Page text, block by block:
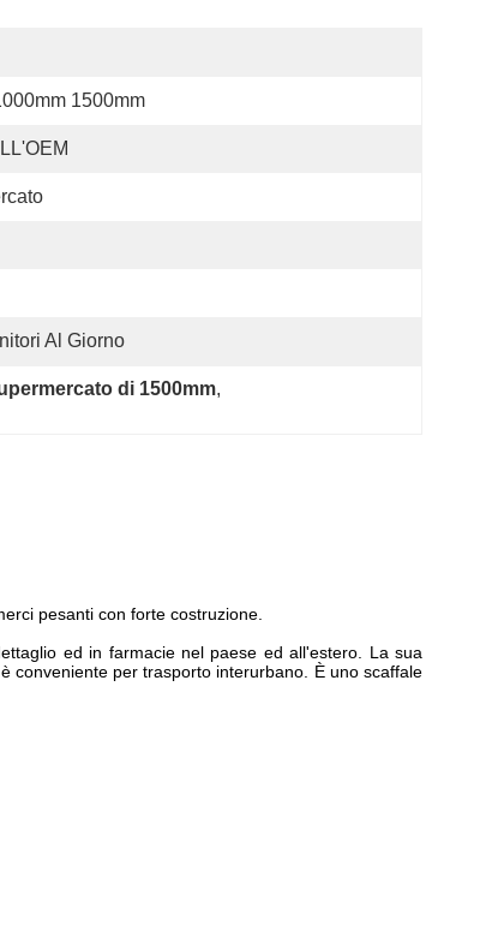
1500mm
Al Giorno
di 1500mm,
pesanti con forte costruzione.
ed in farmacie nel paese ed all'estero. La sua
conveniente per trasporto interurbano. È uno scaffale